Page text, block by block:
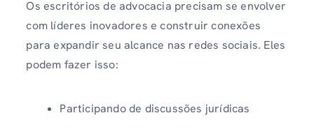
Os escritórios de advocacia precisam se envolver
com líderes inovadores e construir conexões
para expandir seu alcance nas redes sociais. Eles
podem fazer isso:
Participando de discussões jurídicas